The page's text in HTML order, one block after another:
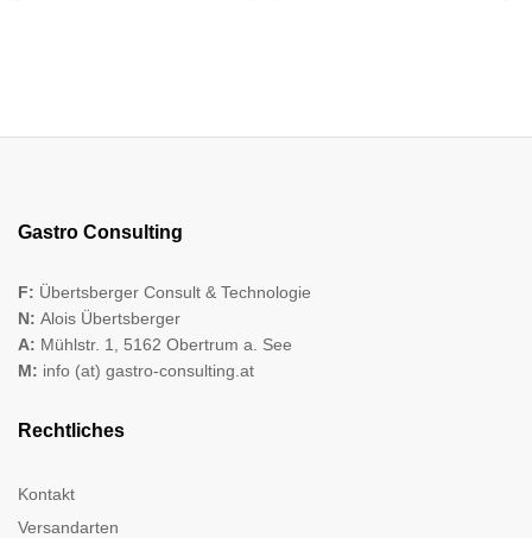
Gastro Consulting
F: Übertsberger Consult & Technologie
N: Alois Übertsberger
A: Mühlstr. 1, 5162 Obertrum a. See
M: info (at) gastro-consulting.at
Rechtliches
Kontakt
Versandarten